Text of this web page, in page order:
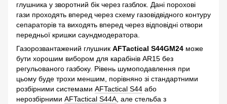
глушника у зворотний бік через газблок. Дані порохові
гази проходять вперед через схему газовідвідного контуру
сепараторів та виходять вперед через відповідні отвори
передньої кришки саундмодератора.
Газорозвантажений глушник AFTactical S44GM24 може
бути хорошим вибором для карабінів AR15 без
регульованого газбоку. Рівень шумоподавлення при
цьому буде трохи меншим, порівняно зі стандартними
розбірними системами AFTactical S44 або
нерозбірними AFTactical S44А , але стельба з